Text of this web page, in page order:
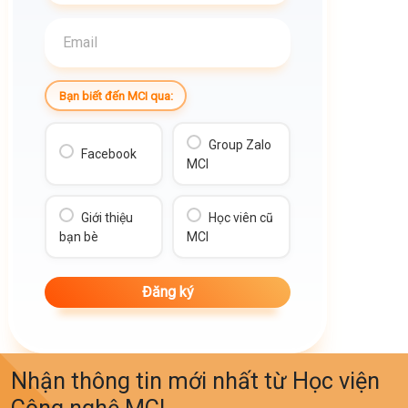
ĐỪNG BỎ LỠ KHÓA HỌC THỬ LẦN NÀY, VÌ BẠN SẼ :
- Hiểu được RPA là gì và tại sao trở thành ngành nghề săn
- Nắm bắt các kiến thức liên quan đến ngành RPA để ứng
dụng cho công việc thực tế
- Chuẩn bị các kỹ năng nghề nghiệp nếu bạn muốn lương
ngàn đô ngay từ vị trí Fresher
- Chia sẻ tips viết CV, phỏng vấn từ vị trí intern - senior
study thực tế của diễn giả
ĐĂNG KÝ NGAY TẠI:
Thời gian: 20h Chủ nhật, ngày 24/04/2022
Hình thức: Online qua phần mềm ZOOM
Bạn biết đến MCI qua:
Facebook
Group Zalo
MCI
Giới thiệu
bạn bè
Học viên cũ
MCI
Nhận thông tin mới nhất từ Học viện